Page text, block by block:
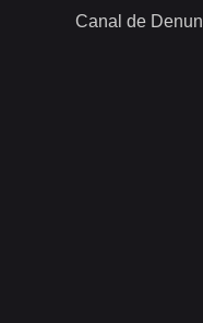
Canal de